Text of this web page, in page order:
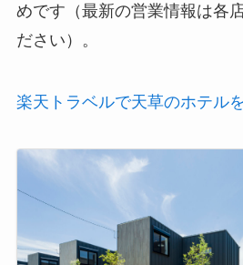
めです（最新の営業情報は各
ださい）。
楽天トラベルで天草のホテル